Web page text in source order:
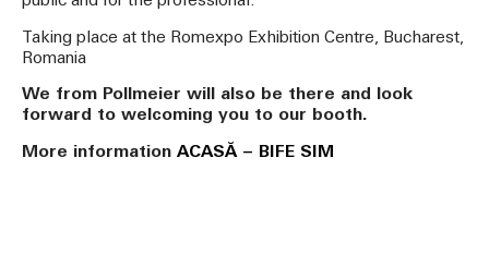
Taking place at the Romexpo Exhibition Centre, Bucharest,
Romania
We from Pollmeier will also be there and look
forward to welcoming you to our booth.
More information ACASĂ – BIFE SIM